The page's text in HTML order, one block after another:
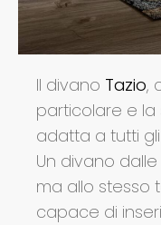
Il divano Tazio,
particolare e la
adatta a tutti gli
Un divano dalle
ma allo stesso
capace di